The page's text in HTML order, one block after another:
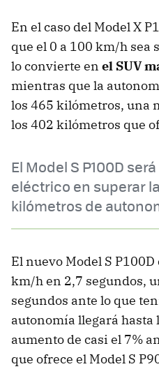
En el caso del Model X
que el 0 a 100 km/h sea
lo convierte en el SUV
mientras que la
los 465 kilómetros, una
los 402 kilómetros que
El Model S P100D
eléctrico en superar
kilómetros de
El nuevo Model S
km/h en 2,7 segundos,
segundos ante lo que
autonomía llegará
aumento de casi el 7%
que ofrece el Model S